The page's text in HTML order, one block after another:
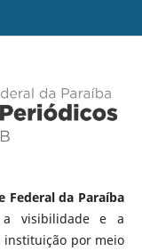
Federal da Paraíba
visibilidade e a
instituição por meio